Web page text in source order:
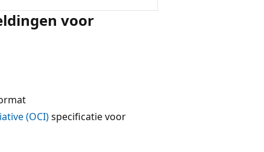
voor
(OCI)specificatie voor